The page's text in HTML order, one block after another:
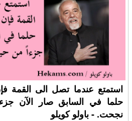
استمتع عندما تصل الى القمة
حلما في السابق صار الآن
نجحت. - باولو كويلو